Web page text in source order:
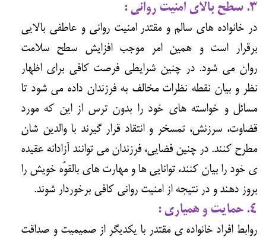
۳. سطح بالای امنیت روانی :
در خانواده های سالم و مقتدر امنیت روانی و عاطفی بالایی
برقرار است و همین امر موجب افزایش سطح سلامت
روان می شود. در چنین شرایطی فرصت کافی برای اظهار
نظر و بیان نقطه نظرات مخالف به فرزندان داده می شود تا
مسائل و خواسته های خود را بدون ترس از این که مورد
قضاوت، سرزنش، تمسخر و انتقاد قرار گیرند با والدین شان
مطرح کنند. در چنین فضایی، فرزندان می توانند آزادانه عقیده
ی خود را بیان کنند، توانایی ها و مهارت های بالقوّه خویش را
بروز دهند و در نتیجه از امنیت روانی کافی برخوردار شوند.
۴. حمایت و همیاری :
روابط افراد خانواده ی مقتدر با یکدیگر از صمیمیت و صداقت